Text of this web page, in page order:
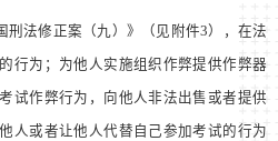
刑法修正案（九）》（见附件3），在法
行为；为他人实施组织作弊提供作弊器
试作弊行为，向他人非法出售或者提供
人或者让他人代替自己参加考试的行为